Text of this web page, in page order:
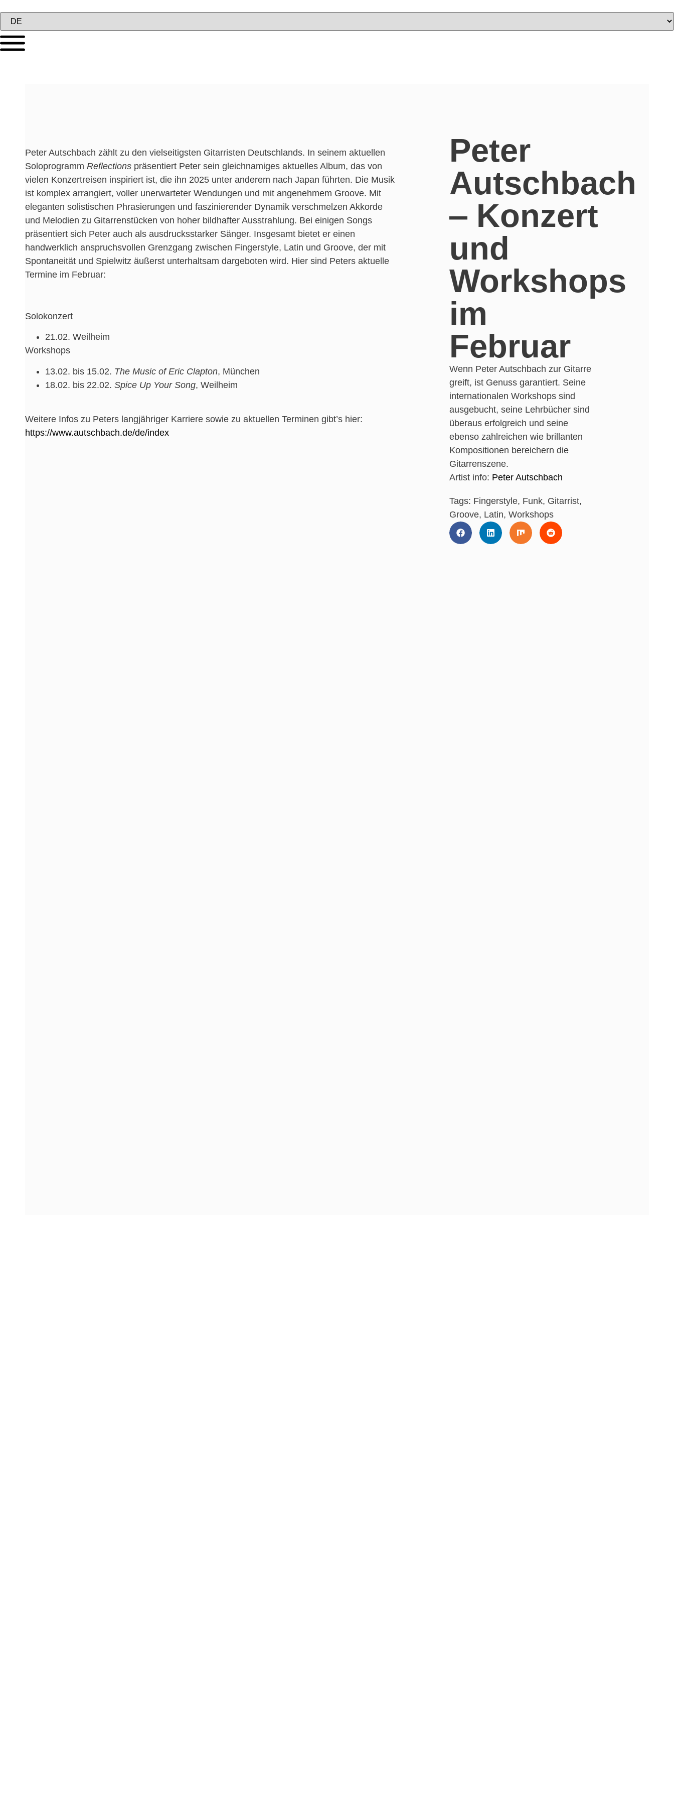
Peter Autschbach zählt zu den vielseitigsten Gitarristen Deutschlands. In seinem aktuellen
Soloprogramm Reflections präsentiert Peter sein gleichnamiges aktuelles Album, das von
vielen Konzertreisen inspiriert ist, die ihn 2025 unter anderem nach Japan führten. Die Musik
ist komplex arrangiert, voller unerwarteter Wendungen und mit angenehmem Groove. Mit
eleganten solistischen Phrasierungen und faszinierender Dynamik verschmelzen Akkorde
und Melodien zu Gitarrenstücken von hoher bildhafter Ausstrahlung. Bei einigen Songs
präsentiert sich Peter auch als ausdrucksstarker Sänger. Insgesamt bietet er einen
handwerklich anspruchsvollen Grenzgang zwischen Fingerstyle, Latin und Groove, der mit
Spontaneität und Spielwitz äußerst unterhaltsam dargeboten wird. Hier sind Peters aktuelle
Termine im Februar:
Solokonzert
21.02. Weilheim
Workshops
13.02. bis 15.02. The Music of Eric Clapton, München
18.02. bis 22.02. Spice Up Your Song, Weilheim
Weitere Infos zu Peters langjähriger Karriere sowie zu aktuellen Terminen gibt’s hier:
https://www.autschbach.de/de/index
Peter
Autschbach
‒ Konzert
und
Workshops
im
Februar
Wenn Peter Autschbach zur Gitarre
greift, ist Genuss garantiert. Seine
internationalen Workshops sind
ausgebucht, seine Lehrbücher sind
überaus erfolgreich und seine
ebenso zahlreichen wie brillanten
Kompositionen bereichern die
Gitarrenszene.
Artist info: Peter Autschbach
Tags: Fingerstyle, Funk, Gitarrist,
Groove, Latin,Workshops